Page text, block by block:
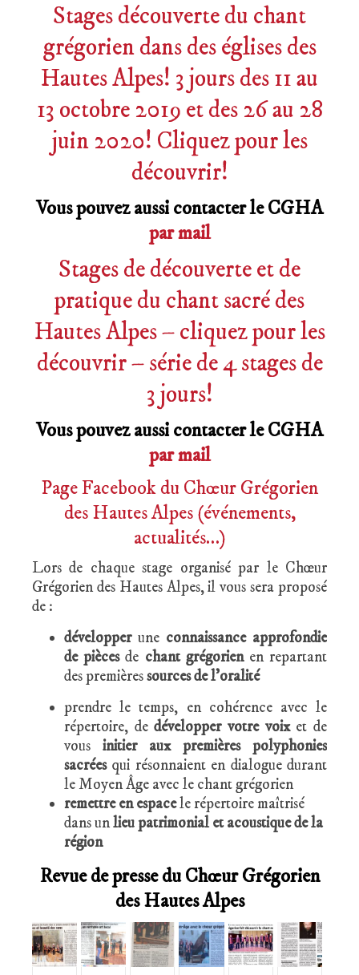
Stages découverte du chant
grégorien dans des églises des
Hautes Alpes! 3 jours des 11 au
13 octobre 2019 et des 26 au 28
juin 2020! Cliquez pour les
découvrir!
Vous pouvez aussi contacter le CGHA
par mail
Stages de découverte et de
pratique du chant sacré des
Hautes Alpes – cliquez pour les
découvrir – série de 4 stages de
3 jours!
Vous pouvez aussi contacter le CGHA
par mail
Page Facebook du Chœur Grégorien
des Hautes Alpes (événements,
actualités…)
Lors de chaque stage organisé par le Chœur
Grégorien des Hautes Alpes, il vous sera proposé
de :
développerune connaissance approfondie
de piècesde chant grégorienen repartant
des premièressources de l’oralité
prendre le temps, en cohérence avec le
répertoire, dedévelopper votre voixet de
vous initier aux premières polyphonies
sacréesqui résonnaient en dialogue durant
le Moyen Âge avec le chant grégorien
remettre en espacele répertoire maîtrisé
dans unlieu patrimonial et acoustique de la
région
Revue de presse du Chœur Grégorien
des Hautes Alpes